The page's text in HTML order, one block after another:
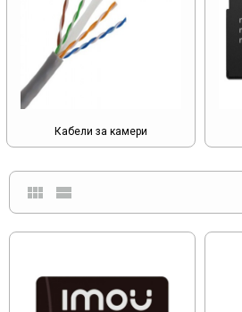
Кабели за камери